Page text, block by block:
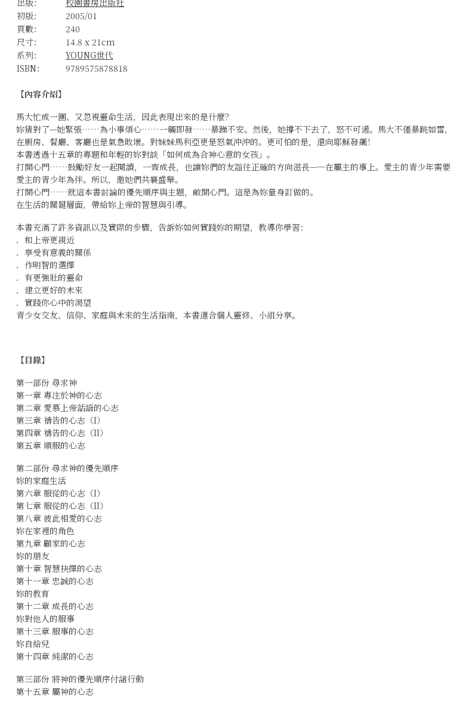
初版：
2005/01
頁數：
240
尺寸：
14.8 x 21cm
系列：
YOUNG世代
ISBN：
9789575878818
【內容介紹】
馬大忙成一團、又忽視靈命生活，因此表現出來的是什麼？
妳猜對了—她緊張……為小事煩心……一觸即發……暴躁不安。然後，她撐不下去了，怒不可遏。馬大不僅暴跳如雷，
在廚房、餐廳、客廳也是氣急敗壞。對妹妹馬利亞更是怒氣沖沖的。更可怕的是，還向耶穌發飆！
本書透過十五章的專題和年輕的妳對談「如何成為合神心意的女孩」。
打開心門……鼓勵好友一起閱讀，一齊成長，也讓妳們的友誼往正確的方向滋長—─在屬主的事上。愛主的青少年需要
愛主的青少年為伴。所以，邀她們共襄盛舉。
打開心門……就這本書討論的優先順序與主題，敞開心門。這是為妳量身訂做的。
在生活的關鍵層面，帶給妳上帝的智慧與引導。
本書充滿了許多資訊以及實際的步驟，告訴妳如何實踐妳的期望，教導你學習：
．和上帝更親近
．享受有意義的關係
．作明智的選擇
．有更強壯的靈命
．建立更好的未來
．實踐你心中的渴望
青少女交友、信仰、家庭與未來的生活指南，本書適合個人靈修、小組分享。
【目錄】
第一部份 尋求神
第一章 專注於神的心志
第二章 愛慕上帝話語的心志
第三章 禱告的心志（I）
第四章 禱告的心志（II）
第五章 順服的心志
第二部份 尋求神的優先順序
妳的家庭生活
第六章 服從的心志（I）
第七章 服從的心志（II）
第八章 彼此相愛的心志
妳在家裡的角色
第九章 顧家的心志
妳的朋友
第十章 智慧抉擇的心志
第十一章 忠誠的心志
妳的教育
第十二章 成長的心志
妳對他人的服事
第十三章 服事的心志
妳自給兒
第十四章 純潔的心志
第三部份 將神的優先順序付諸行動
第十五章 屬神的心志